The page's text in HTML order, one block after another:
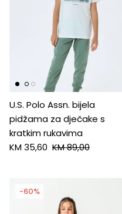
U.S. Polo Assn. bijela
pidžama za dječake s
kratkim rukavima
KM 35,60 KM 89,00
-60%